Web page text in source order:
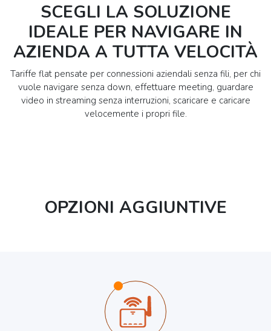
SCEGLI LA SOLUZIONE
IDEALE PER NAVIGARE IN
AZIENDA A TUTTA VELOCITÀ
Tariffe flat pensate per connessioni aziendali senza fili, per chi
vuole navigare senza down, effettuare meeting, guardare
video in streaming senza interruzioni, scaricare e caricare
velocemente i propri file.
OPZIONI AGGIUNTIVE